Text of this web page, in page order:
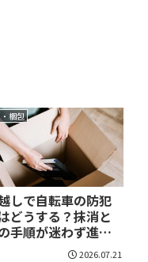
梱包
しで自転車の防犯
どうする？抹消と
手順が迷わず進
2026.07.21